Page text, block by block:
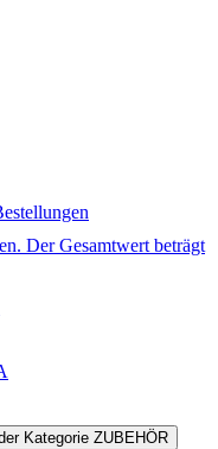
Der Gesamtwert beträgt
Kategorie ZUBEHÖR